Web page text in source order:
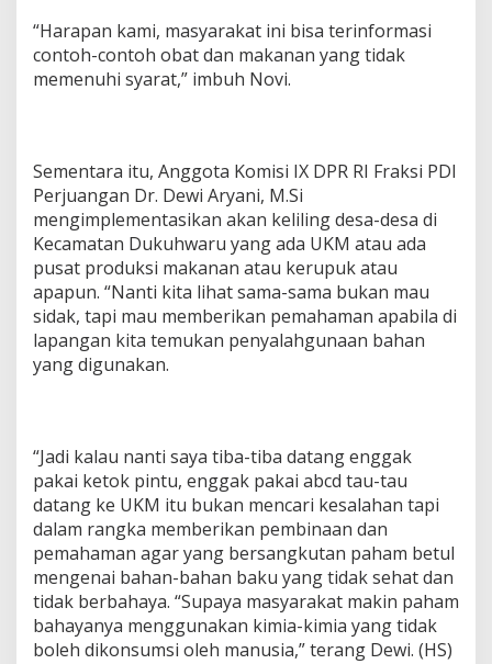
“Harapan kami, masyarakat ini bisa terinformasi
contoh-contoh obat dan makanan yang tidak
memenuhi syarat,” imbuh Novi.
Sementara itu, Anggota Komisi IX DPR RI Fraksi PDI
Perjuangan Dr. Dewi Aryani, M.Si
mengimplementasikan akan keliling desa-desa di
Kecamatan Dukuhwaru yang ada UKM atau ada
pusat produksi makanan atau kerupuk atau
apapun. “Nanti kita lihat sama-sama bukan mau
sidak, tapi mau memberikan pemahaman apabila di
lapangan kita temukan penyalahgunaan bahan
yang digunakan.
“Jadi kalau nanti saya tiba-tiba datang enggak
pakai ketok pintu, enggak pakai abcd tau-tau
datang ke UKM itu bukan mencari kesalahan tapi
dalam rangka memberikan pembinaan dan
pemahaman agar yang bersangkutan paham betul
mengenai bahan-bahan baku yang tidak sehat dan
tidak berbahaya. “Supaya masyarakat makin paham
bahayanya menggunakan kimia-kimia yang tidak
boleh dikonsumsi oleh manusia,” terang Dewi. (HS)